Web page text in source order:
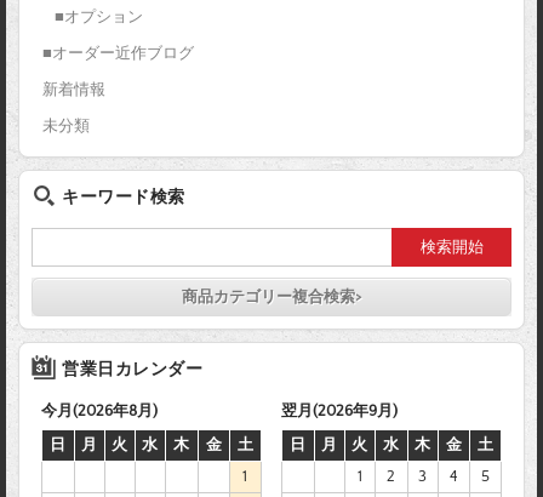
■オプション
■オーダー近作ブログ
新着情報
未分類
キーワード検索
商品カテゴリー複合検索>
営業日カレンダー
今月(2026年8月)
日
月 火 水 木 金
土
1
翌月(2026年9月)
日
月 火 水 木 金
土
1
2 3 4
5